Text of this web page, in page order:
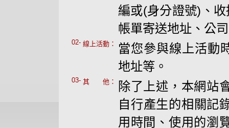
編或(身分證號)、
帳單寄送地址、公
02- 線上活動：
當您參與線上活動
地址等。
03- 其 他：
除了上述，本網站
自行產生的相關記
用時間、使用的瀏